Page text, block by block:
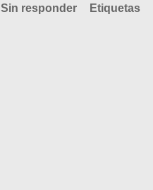
Sin responder Etiquetas